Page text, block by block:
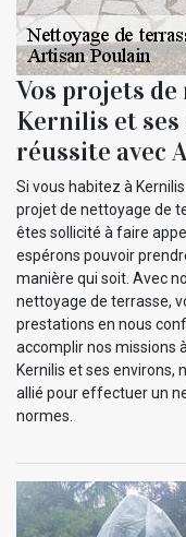
Vos projets
Kernilis et
réussite avec
Si vous habitez à
projet de nettoyage de
êtes sollicité à faire
espérons pouvoir
manière qui soit. Avec
nettoyage de terrasse,
prestations en nous
accomplir nos missions
Kernilis et ses environs,
allié pour effectuer un
normes.